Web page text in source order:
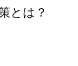
とは？